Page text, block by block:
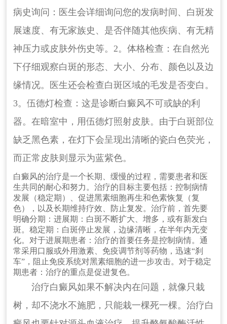
病史询问：医生会详细询问您的发病时间、白斑发
展速度、有无家族史、是否伴随其他疾病、有无精
神压力或皮肤外伤史等。2。体格检查：在自然光
下仔细观察白斑的形态、大小、分布、颜色以及边
缘情况。医生还会检查白斑区域的毛发是否变白。
3。伍德灯检查：这是诊断白癜风不可或缺的利
器。在暗室中，用伍德灯照射皮肤。由于白斑部位
缺乏黑色素，在灯下会呈现出清晰的瓷白色荧光，
而正常皮肤则显示为蓝紫色。
白癜风的治疗是一个长期、缓慢的过程，需要患者和医
生共同的耐心和努力。治疗的目标主要包括：控制病情
发展（稳定期）、促进黑素细胞再生和色素恢复（复
色），以及长期维持疗效、防止复发。治疗前，首先要
明确分期：进展期：白斑不断扩大、增多，或有新发白
斑。稳定期：白斑停止发展，边缘清晰，在半年内无变
化。对于进展期患者：治疗的首要任务是控制病情。通
常采用口服或外用激素、免疫调节剂等药物，迅速“刹
车”，阻止免疫系统对黑素细胞的进一步攻击。对于稳定
期患者：治疗的重点是促进复色。
治疗白癜风如果不解决内在问题，就像只栽
树，却不浇水不施肥，只能栽一棵死一棵。治疗白